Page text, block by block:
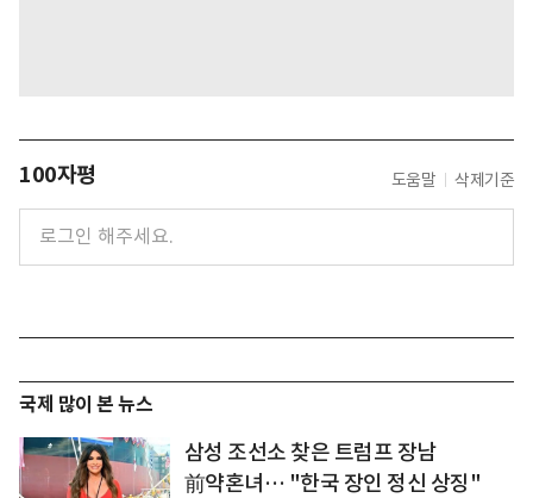
100자평 도움말 삭제기준
국제 많이 본 뉴스
삼성 조선소 찾은 트럼프 장남
前약혼녀… "한국 장인 정신 상징"